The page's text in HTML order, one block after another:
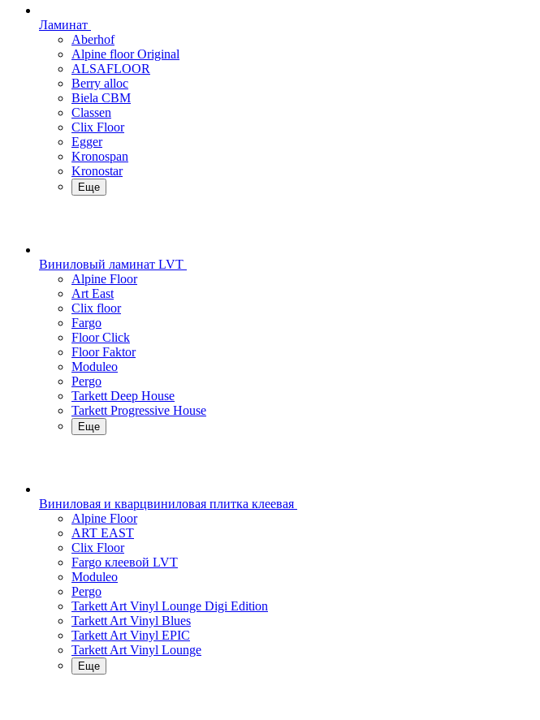
Ламинат
Aberhof
Alpine floor Original
ALSAFLOOR
Berry alloc
Biela CBM
Classen
Clix Floor
Egger
Kronospan
Kronostar
Еще
Виниловый ламинат LVT
Alpine Floor
Art East
Clix floor
Fargo
Floor Click
Floor Faktor
Moduleo
Pergo
Tarkett Deep House
Tarkett Progressive House
Еще
Виниловая и кварцвиниловая плитка клеевая
Alpine Floor
ART EAST
Clix Floor
Fargo клеевой LVT
Moduleo
Pergo
Tarkett Art Vinyl Lounge Digi Edition
Tarkett Art Vinyl Blues
Tarkett Art Vinyl EPIC
Tarkett Art Vinyl Lounge
Еще